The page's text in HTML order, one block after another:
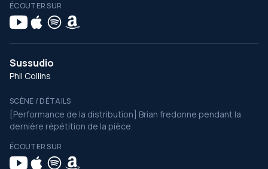
ÉCOUTER SUR
Sussudio
Phil Collins
SCÈNE / DÉTAILS
[Performance de la distribution] Brian fredonne pendant la
dernière répétition de la pièce.
ÉCOUTER SUR